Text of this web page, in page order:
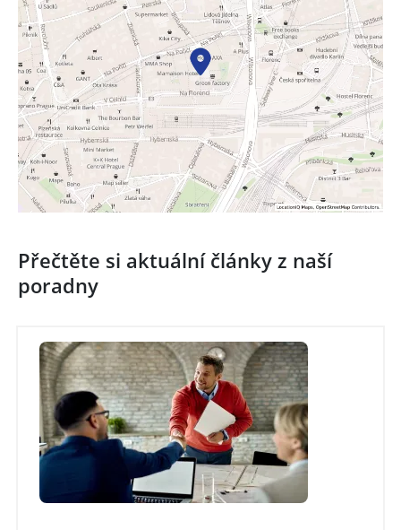
Přečtěte si aktuální články z naší
poradny